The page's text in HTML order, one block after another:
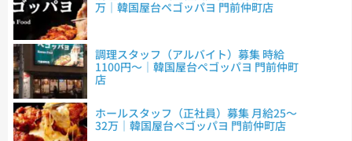
万｜韓国屋台ペゴッパヨ 門前仲町店
調理スタッフ（アルバイト）募集 時給
1100円～｜韓国屋台ペゴッパヨ 門前仲町
店
ホールスタッフ（正社員）募集 月給25～
32万｜韓国屋台ペゴッパヨ 門前仲町店